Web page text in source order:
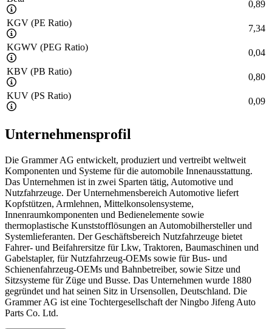
0,89
KGV (PE Ratio)
7,34
KGWV (PEG Ratio)
0,04
KBV (PB Ratio)
0,80
KUV (PS Ratio)
0,09
Unternehmensprofil
Die Grammer AG entwickelt, produziert und vertreibt weltweit
Komponenten und Systeme für die automobile Innenausstattung.
Das Unternehmen ist in zwei Sparten tätig, Automotive und
Nutzfahrzeuge. Der Unternehmensbereich Automotive liefert
Kopfstützen, Armlehnen, Mittelkonsolensysteme,
Innenraumkomponenten und Bedienelemente sowie
thermoplastische Kunststofflösungen an Automobilhersteller und
Systemlieferanten. Der Geschäftsbereich Nutzfahrzeuge bietet
Fahrer- und Beifahrersitze für Lkw, Traktoren, Baumaschinen und
Gabelstapler, für Nutzfahrzeug-OEMs sowie für Bus- und
Schienenfahrzeug-OEMs und Bahnbetreiber, sowie Sitze und
Sitzsysteme für Züge und Busse. Das Unternehmen wurde 1880
gegründet und hat seinen Sitz in Ursensollen, Deutschland. Die
Grammer AG ist eine Tochtergesellschaft der Ningbo Jifeng Auto
Parts Co. Ltd.